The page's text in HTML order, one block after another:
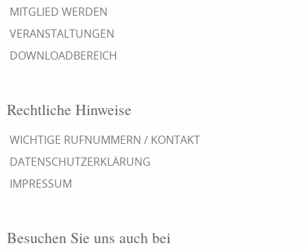
MITGLIED WERDEN
VERANSTALTUNGEN
DOWNLOADBEREICH
Rechtliche Hinweise
WICHTIGE RUFNUMMERN / KONTAKT
DATENSCHUTZERKLÄRUNG
IMPRESSUM
Besuchen Sie uns auch bei